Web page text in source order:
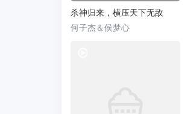
杀神归来，横压天下无敌
何子杰＆侯梦心